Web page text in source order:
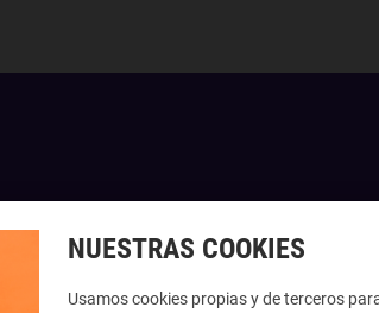
NUESTRAS COOKIES
Usamos cookies propias y de terceros